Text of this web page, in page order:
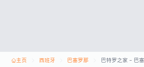
主页 西班牙 巴塞罗那